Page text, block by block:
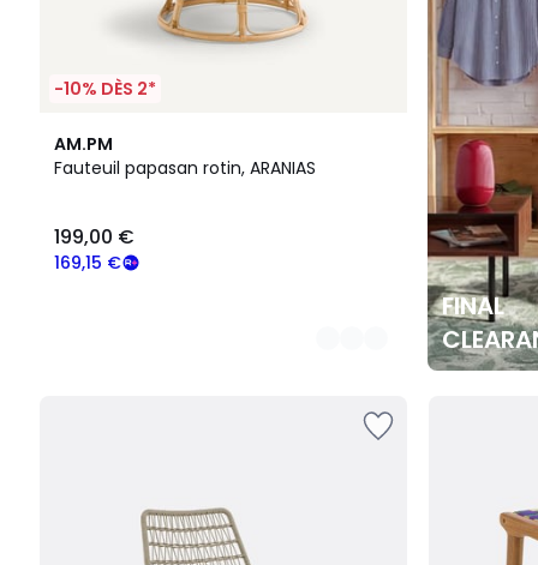
-10% DÈS 2*
AM.PM
Fauteuil papasan rotin, ARANIAS
169,15 €
199,00 €
2
Couleurs
FINAL